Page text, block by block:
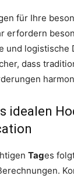
für Ihre
erfordern
und logistische
dass
idealen
Tages